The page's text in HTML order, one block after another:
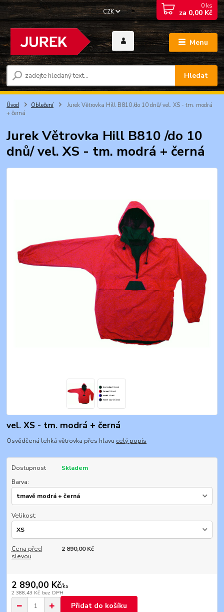
Menu
CZK
Hledat
0 ks
za 0,00 Kč
Úvod Oblečení
Jurek Větrovka Hill B810 /do 10 dnů/ vel. XS - tm. modrá
+ černá
Jurek Větrovka Hill B810 /do 10
dnů/ vel. XS - tm. modrá + černá
vel. XS - tm. modrá + černá
Osvědčená lehká větrovka přes hlavu celý popis
Dostupnost
Skladem
Barva:
Velikost:
Cena před
slevou
2 890,00 Kč
2 890,00 Kč/ks
2 388,43 Kč bez DPH
Přidat do košíku